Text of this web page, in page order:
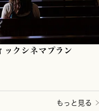
ックシネマプラン
もっと見る